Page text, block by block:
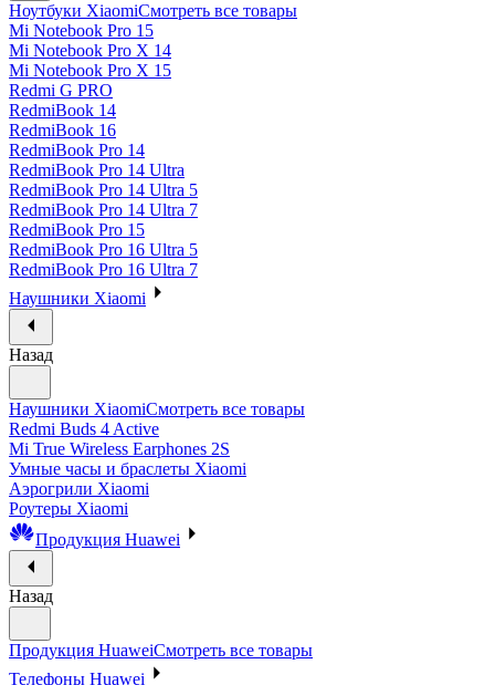
Ноутбуки XiaomiСмотреть все товары
Mi Notebook Pro 15
Mi Notebook Pro X 14
Mi Notebook Pro X 15
Redmi G PRO
RedmiBook 14
RedmiBook 16
RedmiBook Pro 14
RedmiBook Pro 14 Ultra
RedmiBook Pro 14 Ultra 5
RedmiBook Pro 14 Ultra 7
RedmiBook Pro 15
RedmiBook Pro 16 Ultra 5
RedmiBook Pro 16 Ultra 7
Наушники Xiaomi
Назад
Наушники XiaomiСмотреть все товары
Redmi Buds 4 Active
Mi True Wireless Earphones 2S
Умные часы и браслеты Xiaomi
Аэрогрили Xiaomi
Роутеры Xiaomi
Продукция Huawei
Назад
Продукция HuaweiСмотреть все товары
Телефоны Huawei